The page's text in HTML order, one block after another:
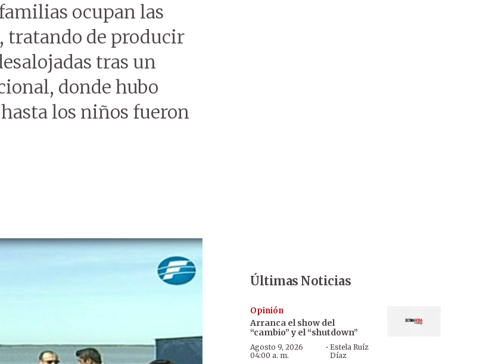
ocupan las
tratando de producir
tras un
donde hubo
los niños fueron
Últimas Noticias
Opinión
Arranca el show del
“cambio” y el “shutdown”
Agosto 9, 2026
04:00 a. m.
·Estela Ruíz
Díaz